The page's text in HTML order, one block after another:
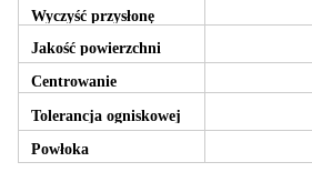
Wyczyść przysłonę
Jakość powierzchni
Centrowanie
Tolerancja ogniskowej
Powłoka